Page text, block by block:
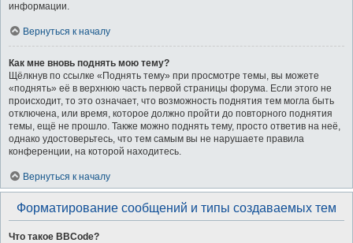
информации.
Вернуться к началу
Как мне вновь поднять мою тему?
Щёлкнув по ссылке «Поднять тему» при просмотре темы, вы можете
«поднять» её в верхнюю часть первой страницы форума. Если этого не
происходит, то это означает, что возможность поднятия тем могла быть
отключена, или время, которое должно пройти до повторного поднятия
темы, ещё не прошло. Также можно поднять тему, просто ответив на неё,
однако удостоверьтесь, что тем самым вы не нарушаете правила
конференции, на которой находитесь.
Вернуться к началу
Форматирование сообщений и типы создаваемых тем
Что такое BBCode?